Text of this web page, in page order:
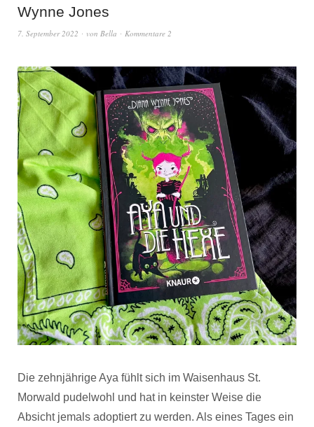
Wynne Jones
7. September 2022 von Bella Kommentare 2
Die zehnjährige Aya fühlt sich im Waisenhaus St.
Morwald pudelwohl und hat in keinster Weise die
Absicht jemals adoptiert zu werden. Als eines Tages ein